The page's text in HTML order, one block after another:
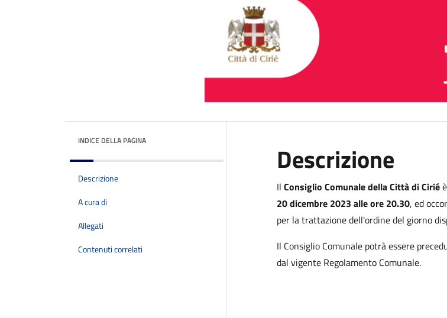
INDICE DELLA PAGINA
Descrizione
A cura di
Allegati
Contenuti correlati
Descrizione
Il Consiglio Comunale della Città di Cirié
20 dicembre 2023 alle ore 20.30, ed
per la trattazione dell'ordine del giorno
Il Consiglio Comunale potrà essere
dal vigente Regolamento Comunale.